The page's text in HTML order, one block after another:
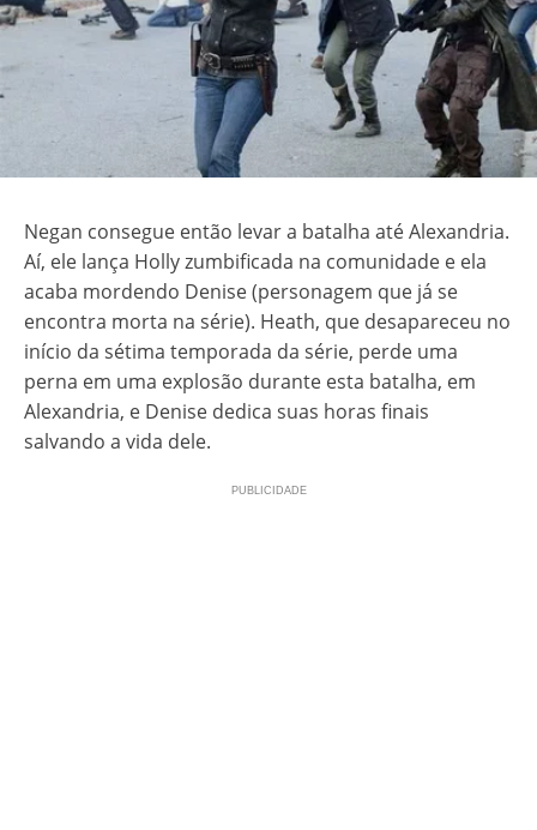
Negan consegue então levar a batalha até Alexandria.
Aí, ele lança Holly zumbificada na comunidade e ela
acaba mordendo Denise (personagem que já se
encontra morta na série). Heath, que desapareceu no
início da sétima temporada da série, perde uma
perna em uma explosão durante esta batalha, em
Alexandria, e Denise dedica suas horas finais
salvando a vida dele.